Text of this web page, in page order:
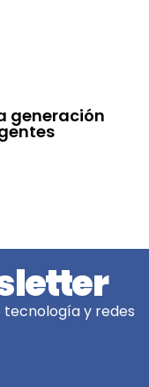
generación
y redes